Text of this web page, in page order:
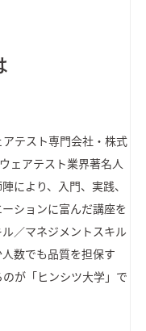
アテスト専門会社・株式
ェアテスト業界著名人
により、入門、実践、
ションに富んだ講座を
／マネジメントスキル
数でも品質を担保す
が「ヒンシツ大学」で